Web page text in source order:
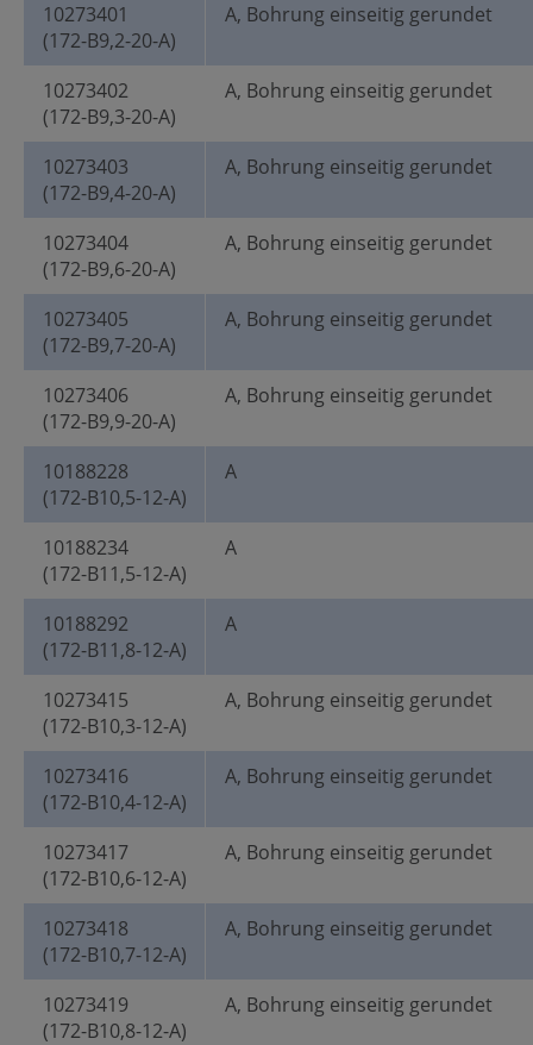
10273401
(172-B9,2-20-A)
A, Bohrung einseitig gerundet
10273402
(172-B9,3-20-A)
A, Bohrung einseitig gerundet
10273403
(172-B9,4-20-A)
A, Bohrung einseitig gerundet
10273404
(172-B9,6-20-A)
A, Bohrung einseitig gerundet
10273405
(172-B9,7-20-A)
A, Bohrung einseitig gerundet
10273406
(172-B9,9-20-A)
A, Bohrung einseitig gerundet
10188228
(172-B10,5-12-A)
A
10188234
(172-B11,5-12-A)
A
10188292
(172-B11,8-12-A)
A
10273415
(172-B10,3-12-A)
A, Bohrung einseitig gerundet
10273416
(172-B10,4-12-A)
A, Bohrung einseitig gerundet
10273417
(172-B10,6-12-A)
A, Bohrung einseitig gerundet
10273418
(172-B10,7-12-A)
A, Bohrung einseitig gerundet
10273419
(172-B10,8-12-A)
A, Bohrung einseitig gerundet